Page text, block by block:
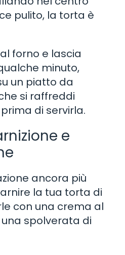
pulito, la torta è
forno e lascia
minuto,
un piatto da
si raffreddi
di servirla.
e
ancora più
la tua torta di
con una crema al
spolverata di